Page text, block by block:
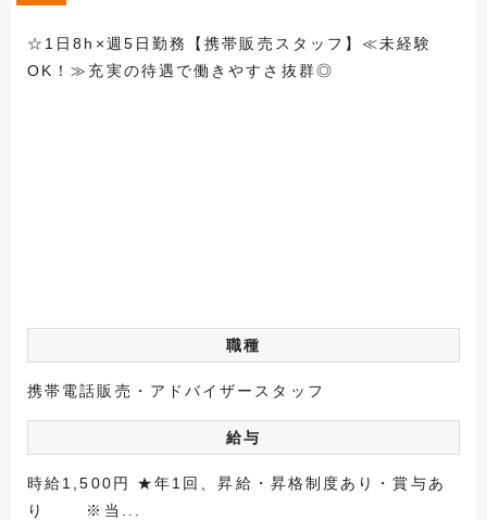
☆1日8h×週5日勤務【携帯販売スタッフ】≪未経験
OK！≫充実の待遇で働きやすさ抜群◎
職種
携帯電話販売・アドバイザースタッフ
給与
時給1,500円 ★年1回、昇給・昇格制度あり・賞与あ
り ※当...